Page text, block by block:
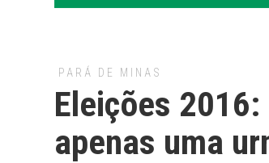
PARÁ DE MINAS
Eleições
apenas uma